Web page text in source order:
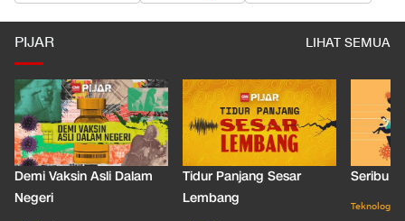
PIJAR LIHAT SEMUA
Demi Vaksin Asli Dalam
Negeri
Tidur Panjang Sesar
Lembang
Seribu
Teknologi